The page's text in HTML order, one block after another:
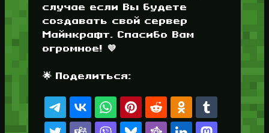
случае если Вы будете
создавать свой сервер
Майнкрафт. Спасибо Вам
огромное! 💜
🌟 Поделиться: